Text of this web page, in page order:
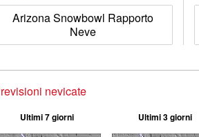
Arizona Snowbowl Rapporto
Neve
nevicate
Ultimi 7 giorni Ultimi 3 giorni